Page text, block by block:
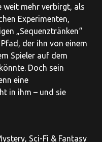
weit mehr verbirgt, als
Experimenten,
„Sequenztränken“
der ihn von einem
Spieler auf dem
Doch sein
eine
in ihm – und sie
Sci-Fi & Fantasy